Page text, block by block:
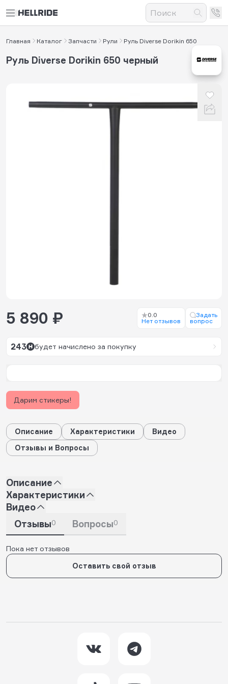
Главная Каталог Запчасти Рули Руль Diverse Dorikin 650
Руль Diverse Dorikin 650 черный
5 890 ₽
0.0
Нет отзывов
Задать
вопрос
243 будет начислено за покупку
Дарим стикеры!
Описание Характеристики
Видео
Отзывы и Вопросы
Описание
Характеристики
Видео
Отзывы0 Вопросы0
Пока нет отзывов
Оставить свой отзыв